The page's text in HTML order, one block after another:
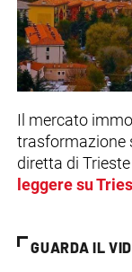
Il mercato
trasformazione
diretta di
leggere su
GUARDA IL